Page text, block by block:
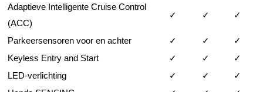
Adaptieve Intelligente Cruise Control
(ACC)
✓ ✓ ✓
Parkeersensoren voor en achter ✓ ✓
✓
Keyless Entry and Start
✓ ✓
✓
LED-verlichting
✓ ✓
✓